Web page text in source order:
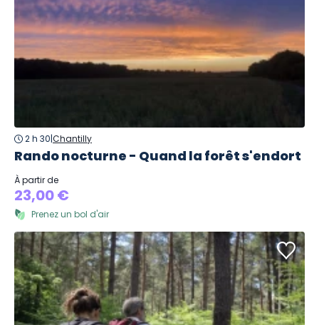
2 h 30|Chantilly
Rando nocturne - Quand la forêt s'endort
À partir de
23,00 €
Prenez un bol d'air